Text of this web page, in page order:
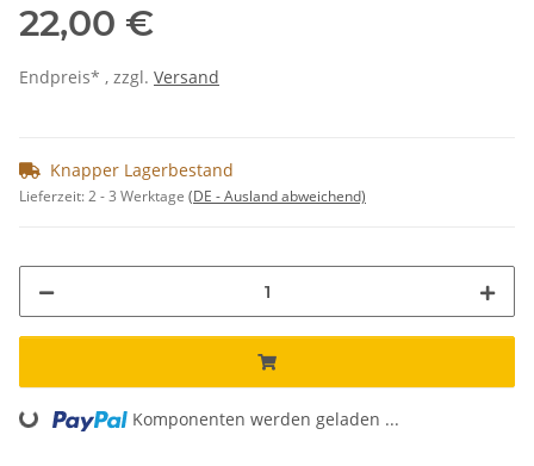
22,00 €
Endpreis* , zzgl. Versand
Knapper Lagerbestand
Lieferzeit:2 - 3 Werktage (DE - Ausland abweichend)
Loading... Komponenten werden geladen ...